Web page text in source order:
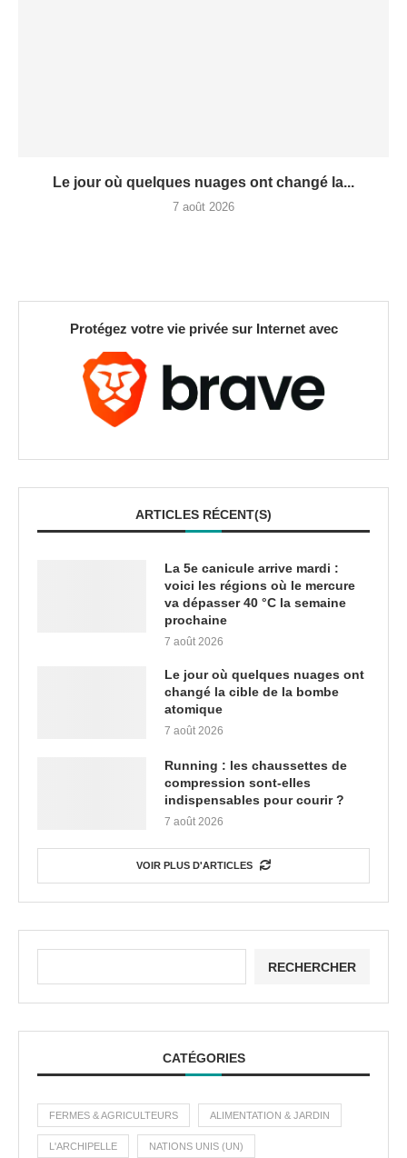
Le jour où quelques nuages ont changé la...
7 août 2026
Protégez votre vie privée sur Internet avec
ARTICLES RÉCENT(S)
La 5e canicule arrive mardi :
voici les régions où le mercure
va dépasser 40 °C la semaine
prochaine
7 août 2026
Le jour où quelques nuages ont
changé la cible de la bombe
atomique
7 août 2026
Running : les chaussettes de
compression sont-elles
indispensables pour courir ?
7 août 2026
VOIR PLUS D'ARTICLES
RECHERCHER
CATÉGORIES
FERMES & AGRICULTEURS ALIMENTATION & JARDIN
L'ARCHIPELLE NATIONS UNIS (UN)